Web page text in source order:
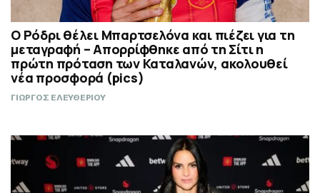
Ο Ρόδρι θέλει Μπαρτσελόνα και πιέζει για τη
μεταγραφή – Απορρίφθηκε από τη Σίτι η
πρώτη πρόταση των Καταλανών, ακολουθεί
νέα προσφορά (pics)
ΓΙΩΡΓΟΣ ΕΛΕΥΘΕΡΙΟΥ